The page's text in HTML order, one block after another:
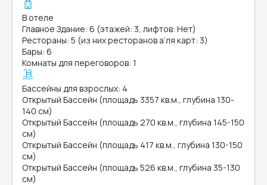
В отеле
Главное Здание: 6 (этажей: 3, лифтов: Нет)
Рестораны: 5 (из них ресторанов а’ля карт: 3)
Бары: 6
Комнаты для переговоров: 1
Бассейны для взрослых: 4
Открытый Бассейн (площадь 3357 кв.м., глубина 130-
140 см)
Открытый Бассейн (площадь 270 кв.м., глубина 145-150
см)
Открытый Бассейн (площадь 417 кв.м., глубина 130-150
см)
Открытый Бассейн (площадь 526 кв.м., глубина 35-130
см)